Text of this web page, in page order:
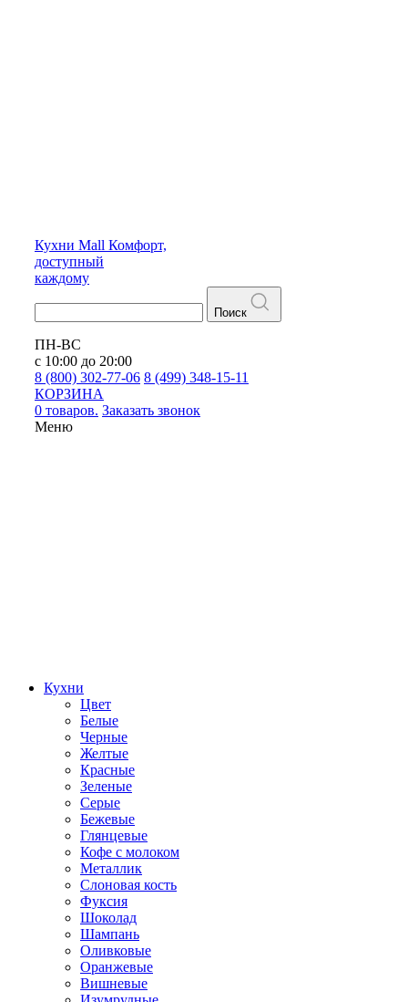
Кухни Mall Комфорт,
доступный
каждому
Поиск
ПН-ВС
с 10:00 до 20:00
8 (800) 302-77-06 8 (499) 348-15-11
КОРЗИНА
0 товаров. Заказать звонок
Меню
Кухни
Цвет
Белые
Черные
Желтые
Красные
Зеленые
Серые
Бежевые
Глянцевые
Кофе с молоком
Металлик
Слоновая кость
Фуксия
Шоколад
Шампань
Оливковые
Оранжевые
Вишневые